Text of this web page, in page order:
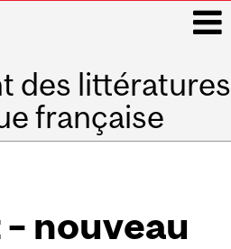
des littératures
française
i
nouveau